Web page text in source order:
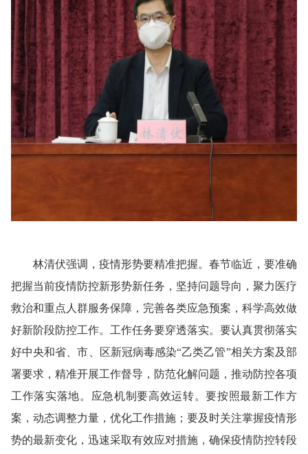
林清伏强调， 疫情形势要精准把握。 春节临近，要准确
把握当前疫情防控新形势新任务，坚持问题导向，聚力医疗
救治和重点人群服务保障，完善各类应急预案，科学高效做
好新阶段防控工作。 工作任务要穿透落实。 要认真贯彻落实
好中央和省、市、区新冠病毒感染“乙类乙管”相关方案及部
署要求，精准开展工作督导，防范化解问题，推动防控各项
工作落实落地。 应急机制要高效运转。要按照最新工作方
案，动态调整力量，优化工作措施；要及时关注掌握疫情形
势的最新变化，迅速采取有效应对措施，确保疫情防控转段